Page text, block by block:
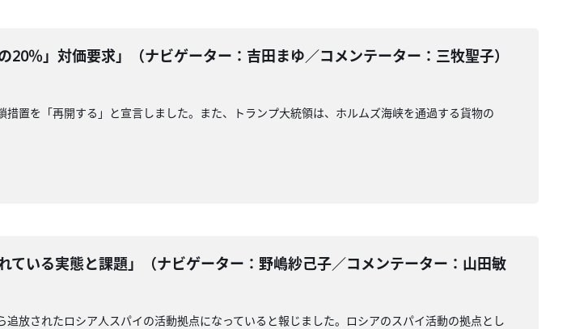
20％」対価要求」（ナビゲーター：吉田まゆ／コメンテーター：三牧聖子）
置を「再開する」と宣言しました。また、トランプ大統領は、ホルムズ海峡を通過する貨物の
ている実態と課題」（ナビゲーター：野嶋紗己子／コメンテーター：山田敏
放されたロシア人スパイの活動拠点になっていると報じました。ロシアのスパイ活動の拠点とし